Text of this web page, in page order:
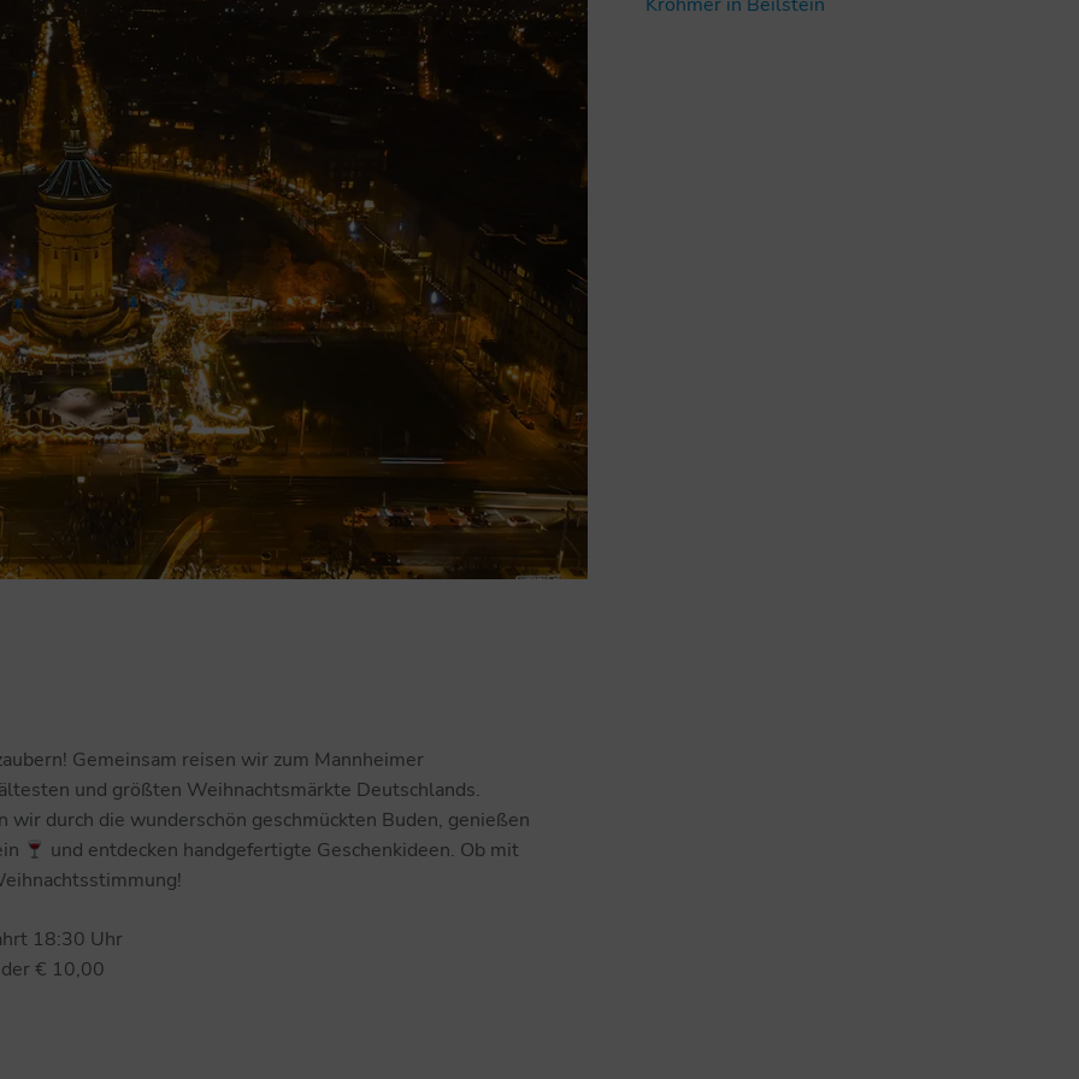
Gemeinsam reisen wir zum Mannheimer
und größten Weihnachtsmärkte Deutschlands.
durch die wunderschön geschmückten Buden, genießen
und entdecken handgefertigte Geschenkideen. Ob mit
18:30 Uhr
€ 10,00